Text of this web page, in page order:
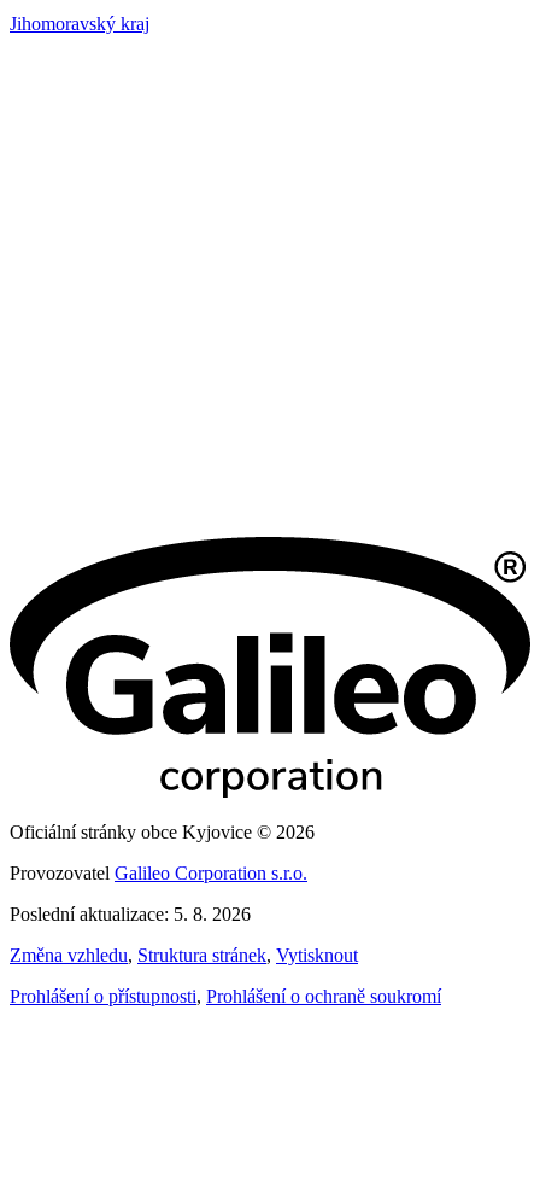
Jihomoravský kraj
Oficiální stránky obce Kyjovice © 2026
Provozovatel Galileo Corporation s.r.o.
Poslední aktualizace: 5. 8. 2026
Změna vzhledu, Struktura stránek, Vytisknout
Prohlášení o přístupnosti, Prohlášení o ochraně soukromí